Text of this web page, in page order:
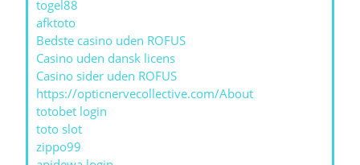
togel88
afktoto
Bedste casino uden ROFUS
Casino uden dansk licens
Casino sider uden ROFUS
https://opticnervecollective.com/About
totobet login
toto slot
zippo99